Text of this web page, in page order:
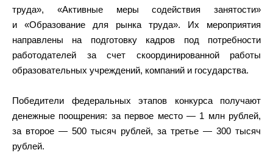
труда», «Активные меры содействия занятости»
и «Образование для рынка труда». Их мероприятия
направлены на подготовку кадров под потребности
работодателей за счет скоординированной работы
образовательных учреждений, компаний и государства.
Победители федеральных этапов конкурса получают
денежные поощрения: за первое место — 1 млн рублей,
за второе — 500 тысяч рублей, за третье — 300 тысяч
рублей.